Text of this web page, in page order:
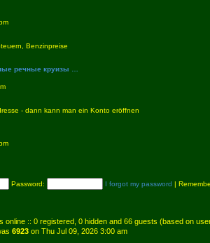
t
t
s
Benzinpreise
речные круизы …
- dann kann man ein Konto eröffnen
Password: I forgot my password |
online :: 0 registered, 0 hidden and 66 guests (based on
6923 on Thu Jul 09, 2026 3:00 am